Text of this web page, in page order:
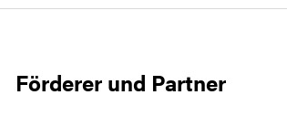
Förderer und Partner